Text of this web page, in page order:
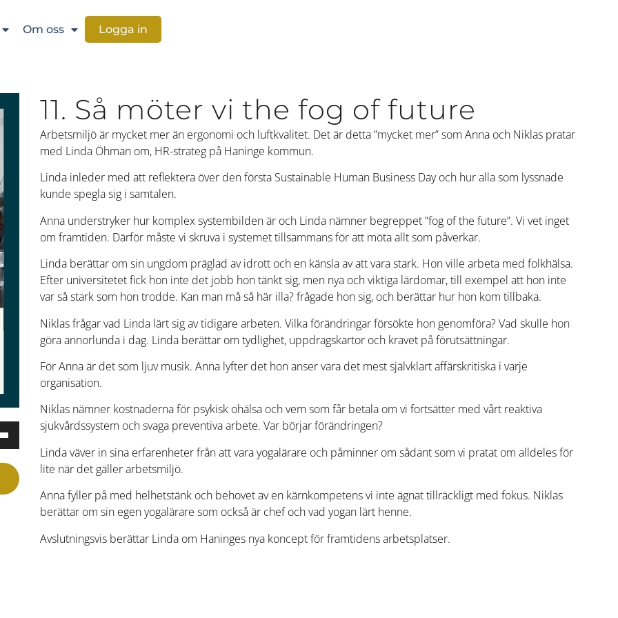
Om oss Logga in
11. Så möter vi the fog of future
Arbetsmiljö är mycket mer än ergonomi och luftkvalitet. Det är detta ”mycket mer” som Anna och Niklas pratar
med Linda Öhman om, HR-strateg på Haninge kommun.
Linda inleder med att reflektera över den första Sustainable Human Business Day och hur alla som lyssnade
kunde spegla sig i samtalen.
Anna understryker hur komplex systembilden är och Linda nämner begreppet ”fog of the future”. Vi vet inget
om framtiden. Därför måste vi skruva i systemet tillsammans för att möta allt som påverkar.
Linda berättar om sin ungdom präglad av idrott och en känsla av att vara stark. Hon ville arbeta med folkhälsa.
Efter universitetet fick hon inte det jobb hon tänkt sig, men nya och viktiga lärdomar, till exempel att hon inte
var så stark som hon trodde. Kan man må så här illa? frågade hon sig, och berättar hur hon kom tillbaka.
Niklas frågar vad Linda lärt sig av tidigare arbeten. Vilka förändringar försökte hon genomföra? Vad skulle hon
göra annorlunda i dag. Linda berättar om tydlighet, uppdragskartor och kravet på förutsättningar.
För Anna är det som ljuv musik. Anna lyfter det hon anser vara det mest självklart affärskritiska i varje
organisation.
Niklas nämner kostnaderna för psykisk ohälsa och vem som får betala om vi fortsätter med vårt reaktiva
sjukvårdssystem och svaga preventiva arbete. Var börjar förändringen?
Linda väver in sina erfarenheter från att vara yogalärare och påminner om sådant som vi pratat om alldeles för
lite när det gäller arbetsmiljö.
Anna fyller på med helhetstänk och behovet av en kärnkompetens vi inte ägnat tillräckligt med fokus. Niklas
berättar om sin egen yogalärare som också är chef och vad yogan lärt henne.
Avslutningsvis berättar Linda om Haninges nya koncept för framtidens arbetsplatser.